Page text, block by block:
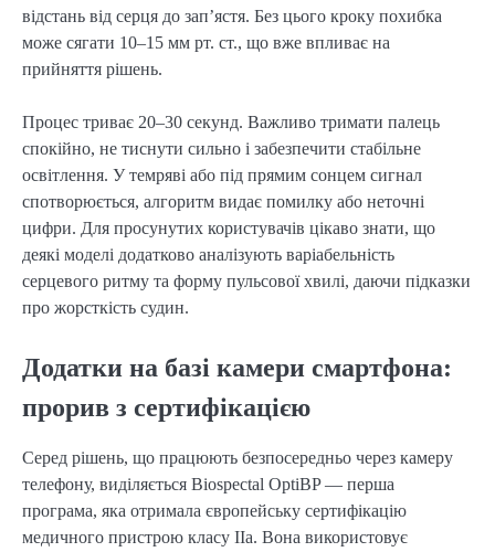
відстань від серця до зап’ястя. Без цього кроку похибка
може сягати 10–15 мм рт. ст., що вже впливає на
прийняття рішень.
Процес триває 20–30 секунд. Важливо тримати палець
спокійно, не тиснути сильно і забезпечити стабільне
освітлення. У темряві або під прямим сонцем сигнал
спотворюється, алгоритм видає помилку або неточні
цифри. Для просунутих користувачів цікаво знати, що
деякі моделі додатково аналізують варіабельність
серцевого ритму та форму пульсової хвилі, даючи підказки
про жорсткість судин.
Додатки на базі камери смартфона:
прорив з сертифікацією
Серед рішень, що працюють безпосередньо через камеру
телефону, виділяється Biospectal OptiBP — перша
програма, яка отримала європейську сертифікацію
медичного пристрою класу IIa. Вона використовує